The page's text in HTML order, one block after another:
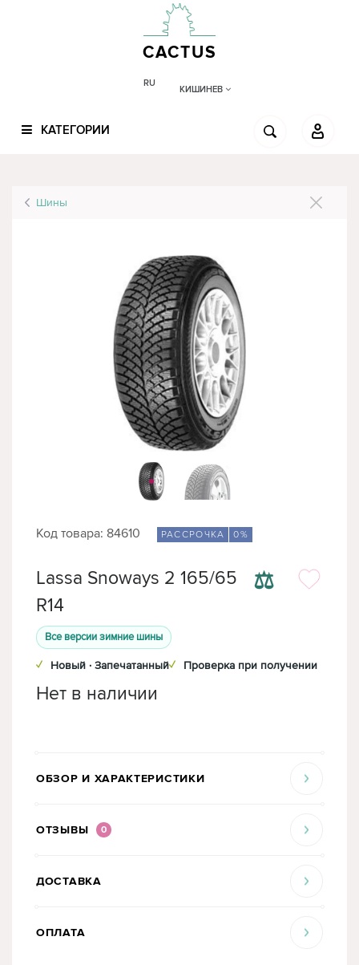
CACTUS
RU
КИШИНЕВ
КАТЕГОРИИ
Шины
Код товара: 84610 РАССРОЧКА 0%
⚖
Lassa Snoways 2 165/65
R14
Все версии зимние шины
✓ Новый · Запечатанный✓ Проверка при получении
Нет в наличии
ОБЗОР И ХАРАКТЕРИСТИКИ
ОТЗЫВЫ 0
ДОСТАВКА
ОПЛАТА